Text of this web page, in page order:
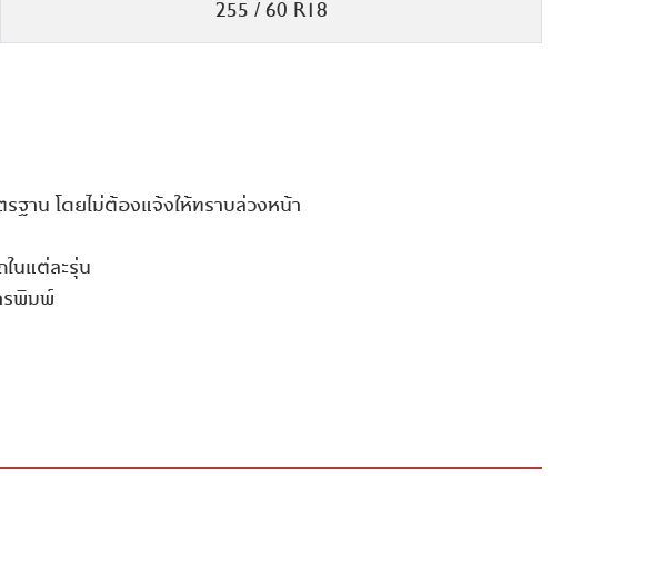
255 / 60 R18
•
•
•
•
ฐาน โดยไม่ต้องแจ้งให้ทราบล่วงหน้า
นแต่ละรุ่น
รพิมพ์​